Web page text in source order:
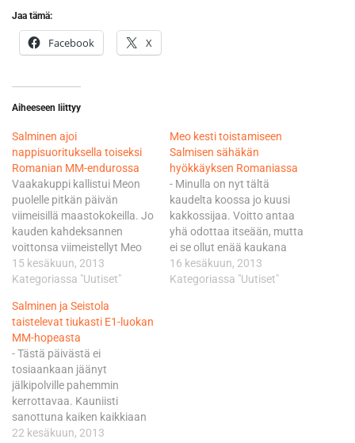
Jaa tämä:
Facebook X
Aiheeseen liittyy
Salminen ajoi
nappisuorituksella toiseksi
Romanian MM-endurossa
Vaakakuppi kallistui Meon
puolelle pitkän päivän
viimeisillä maastokokeilla. Jo
kauden kahdeksannen
voittonsa viimeistellyt Meo
sai huokaista helpotuksesta
pystyttyään pitämään
turvin takanaan. Salminen
oli pitkään kiinni kauden
avausvoitossaan, mutta
Meo puristi tarvittavat
sekunnit edukseen lähinnä
kahdella viimeisellä
endurotestillä. - Hyvä,
erittäin hyvä vääntö
voitosta. Tämä olisi ollut
15 kesäkuun, 2013
Kategoriassa "Uutiset"
Meo kesti toistamiseen
Salmisen sähäkän
hyökkäyksen Romaniassa
- Minulla on nyt tältä
kaudelta koossa jo kuusi
kakkossijaa. Voitto antaa
yhä odottaa itseään, mutta
ei se ollut enää kaukana
täällä helteisessä
Romaniassakaan. Olen
16 kesäkuun, 2013
Kategoriassa "Uutiset"
Salminen ja Seistola
taistelevat tiukasti E1-luokan
MM-hopeasta
- Tästä päivästä ei
tosiaankaan jäänyt
jälkipolville pahemmin
kerrottavaa. Kauniisti
sanottuna kaiken kaikkiaan
huono päivä, harmitteli
22 kesäkuun, 2013